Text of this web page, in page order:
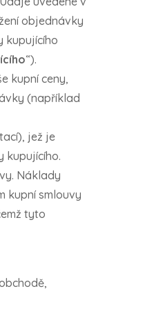
objednávky
kupujícího
“).
kupní ceny,
(například
jež je
kupujícího.
Náklady
kupní smlouvy
tyto